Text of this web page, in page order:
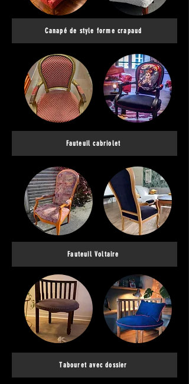
Canapé de style forme crapaud
Fauteuil cabriolet
Fauteuil Voltaire
Tabouret avec dossier